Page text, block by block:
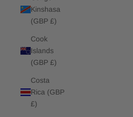
Kinshasa
(GBP £)
Cook
Islands
(GBP £)
Costa
Rica (GBP
£)